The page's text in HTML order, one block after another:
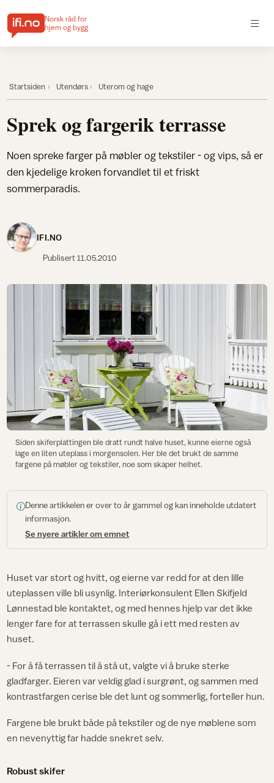
Norsk råd for
hjem og bygg
Startsiden Utendørs Uterom og hage
Sprek og fargerik terrasse
Noen spreke farger på møbler og tekstiler - og vips, så er
den kjedelige kroken forvandlet til et friskt
sommerparadis.
IFI.NO
Publisert11.05.2010
Siden skiferplattingen ble dratt rundt halve huset, kunne eierne også
lage en liten uteplass i morgensolen. Her ble det brukt de samme
fargene på møbler og tekstiler, noe som skaper helhet.
Denne artikkelen er over to år gammel og kan inneholde utdatert
informasjon.
Se nyere artikler om emnet
Huset var stort og hvitt, og eierne var redd for at den lille
uteplassen ville bli usynlig. Interiørkonsulent Ellen Skifjeld
Lønnestad ble kontaktet, og med hennes hjelp var det ikke
lenger fare for at terrassen skulle gå i ett med resten av
huset.
- For å få terrassen til å stå ut, valgte vi å bruke sterke
gladfarger. Eieren var veldig glad i surgrønt, og sammen med
kontrastfargen cerise ble det lunt og sommerlig, forteller hun.
Fargene ble brukt både på tekstiler og de nye møblene som
en nevenyttig far hadde snekret selv.
Robust skifer